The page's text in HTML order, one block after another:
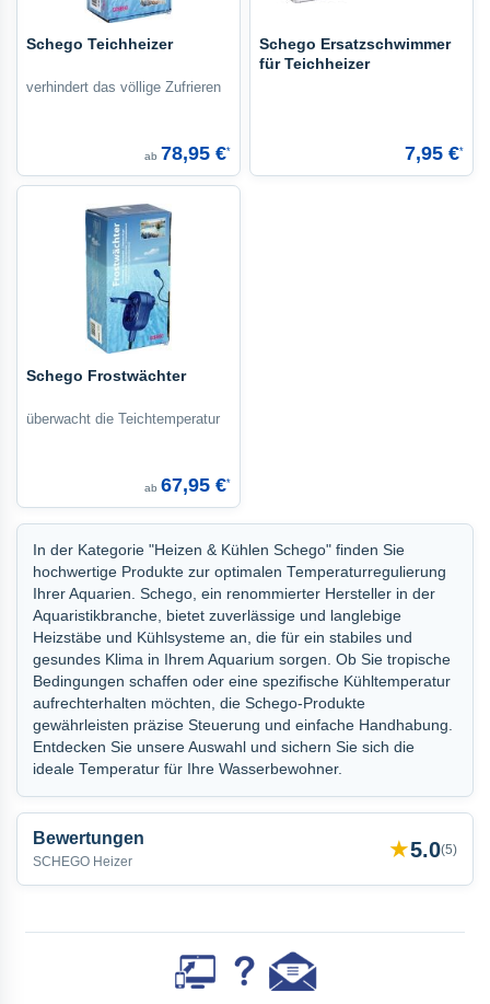
Schego Teichheizer
verhindert das völlige Zufrieren
ab 78,95 €*
Schego Ersatzschwimmer
für Teichheizer
7,95 €*
Schego Frostwächter
überwacht die Teichtemperatur
ab 67,95 €*
In der Kategorie "Heizen & Kühlen Schego" finden Sie
hochwertige Produkte zur optimalen Temperaturregulierung
Ihrer Aquarien. Schego, ein renommierter Hersteller in der
Aquaristikbranche, bietet zuverlässige und langlebige
Heizstäbe und Kühlsysteme an, die für ein stabiles und
gesundes Klima in Ihrem Aquarium sorgen. Ob Sie tropische
Bedingungen schaffen oder eine spezifische Kühltemperatur
aufrechterhalten möchten, die Schego-Produkte
gewährleisten präzise Steuerung und einfache Handhabung.
Entdecken Sie unsere Auswahl und sichern Sie sich die
ideale Temperatur für Ihre Wasserbewohner.
Bewertungen
SCHEGO Heizer ★5.0(5)